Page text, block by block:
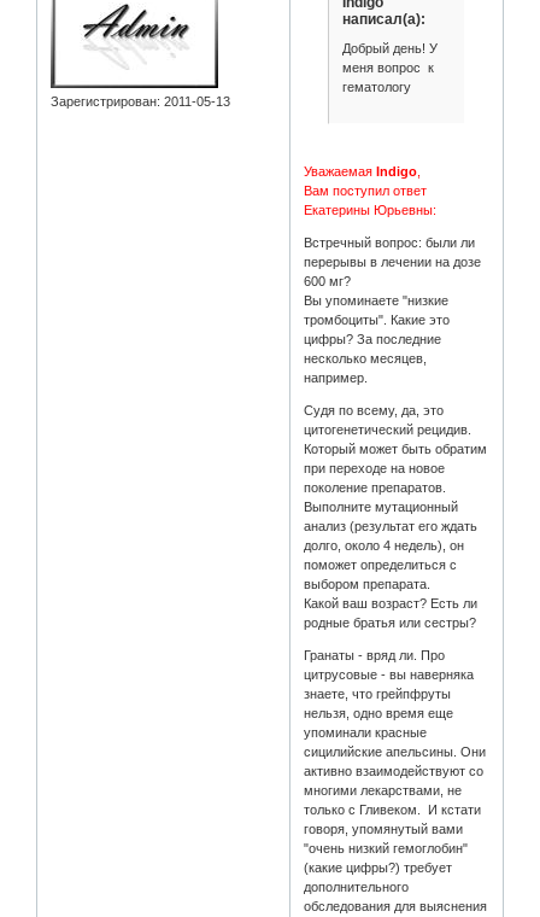
Зарегистрирован: 2011-05-13
написал(а):
Добрый день! У
меня вопрос к
гематологу
Уважаемая Indigo
Вам поступил ответ
Екатерины Юрьевны:
Встречный вопрос: были ли
перерывы в лечении на дозе
600 мг?
Вы упоминаете "низкие
тромбоциты". Какие это
цифры? За последние
несколько месяцев,
например.
Судя по всему, да, это
цитогенетический рецидив.
Который может быть обратим
при переходе на новое
поколение препаратов.
Выполните мутационный
анализ (результат его ждать
долго, около 4 недель), он
поможет определиться с
выбором препарата.
Какой ваш возраст? Есть ли
родные братья или сестры?
Гранаты - вряд ли. Про
цитрусовые - вы наверняка
знаете, что грейпфруты
нельзя, одно время еще
упоминали красные
сицилийские апельсины. Они
активно взаимодействуют со
многими лекарствами, не
только с Гливеком. И кстати
говоря, упомянутый вами
"очень низкий гемоглобин"
(какие цифры?) требует
дополнительного
обследования для выяснения